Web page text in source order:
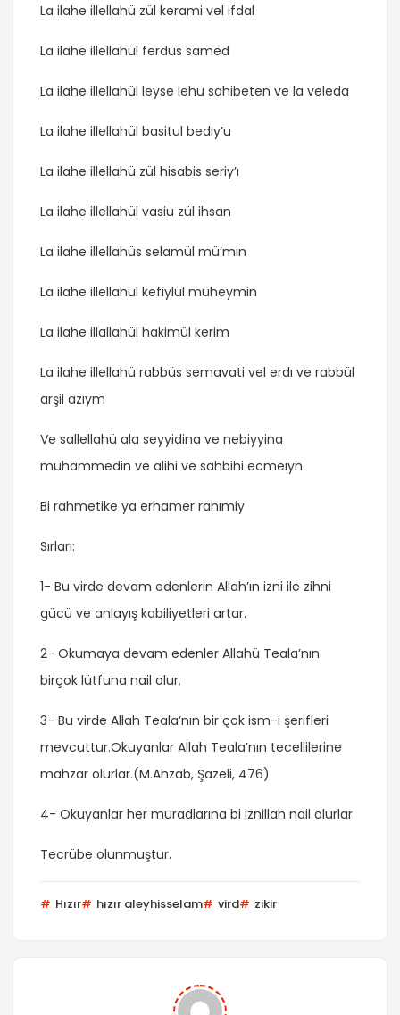
La ilahe illellahü zül kerami vel ifdal
La ilahe illellahül ferdüs samed
La ilahe illellahül leyse lehu sahibeten ve la veleda
La ilahe illellahül basitul bediy’u
La ilahe illellahü zül hisabis seriy’ı
La ilahe illellahül vasiu zül ihsan
La ilahe illellahüs selamül mü’min
La ilahe illellahül kefiylül müheymin
La ilahe illallahül hakimül kerim
La ilahe illellahü rabbüs semavati vel erdı ve rabbül
arşil azıym
Ve sallellahü ala seyyidina ve nebiyyina
muhammedin ve alihi ve sahbihi ecmeıyn
Bi rahmetike ya erhamer rahımiy
Sırları:
1- Bu virde devam edenlerin Allah’ın izni ile zihni
gücü ve anlayış kabiliyetleri artar.
2- Okumaya devam edenler Allahü Teala’nın
birçok lütfuna nail olur.
3- Bu virde Allah Teala’nın bir çok ism-i şerifleri
mevcuttur.Okuyanlar Allah Teala’nın tecellilerine
mahzar olurlar.(M.Ahzab, Şazeli, 476)
4- Okuyanlar her muradlarına bi iznillah nail olurlar.
Tecrübe olunmuştur.
Hızır hızır aleyhisselam vird zikir